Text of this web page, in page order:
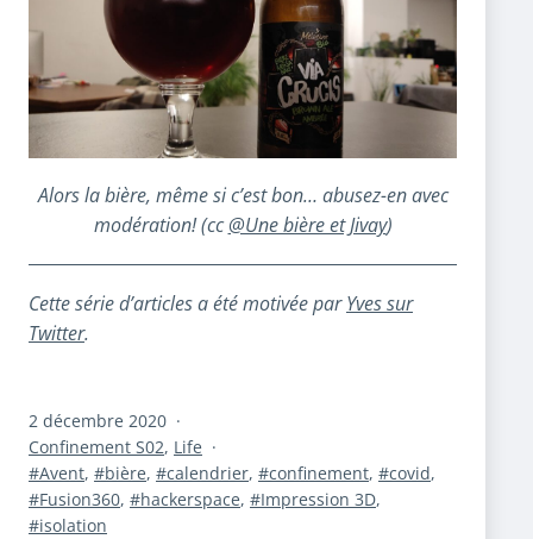
Alors la bière, même si c’est bon… abusez-en avec
modération! (cc@Une bière et Jivay)
Cette série d’articles a été motivée parYves sur
Twitter.
Publié
le
2 décembre 2020
Catégorisé
comme
Confinement S02, Life
Étiqueté
Avent, bière, calendrier, confinement, covid,
Fusion360, hackerspace, Impression 3D,
isolation